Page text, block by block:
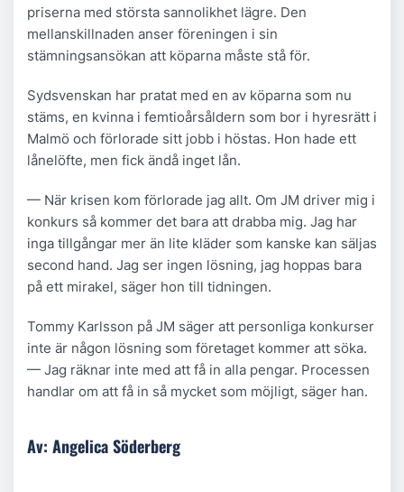
priserna med största sannolikhet lägre. Den
mellanskillnaden anser föreningen i sin
stämningsansökan att köparna måste stå för.
Sydsvenskan har pratat med en av köparna som nu
stäms, en kvinna i femtioårsåldern som bor i hyresrätt i
Malmö och förlorade sitt jobb i höstas. Hon hade ett
lånelöfte, men fick ändå inget lån.
— När krisen kom förlorade jag allt. Om JM driver mig i
konkurs så kommer det bara att drabba mig. Jag har
inga tillgångar mer än lite kläder som kanske kan säljas
second hand. Jag ser ingen lösning, jag hoppas bara
på ett mirakel, säger hon till tidningen.
Tommy Karlsson på JM säger att personliga konkurser
inte är någon lösning som företaget kommer att söka.
— Jag räknar inte med att få in alla pengar. Processen
handlar om att få in så mycket som möjligt, säger han.
Av: Angelica Söderberg